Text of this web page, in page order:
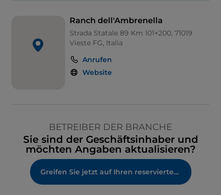
Ranch dell'Ambrenella
Strada Statale 89 Km 101+200, 71019
Vieste FG, Italia
Anrufen
Website
BETREIBER DER BRANCHE
Sie sind der Geschäftsinhaber und
möchten Angaben aktualisieren?
Greifen Sie jetzt auf Ihren reservierten Bereich zu